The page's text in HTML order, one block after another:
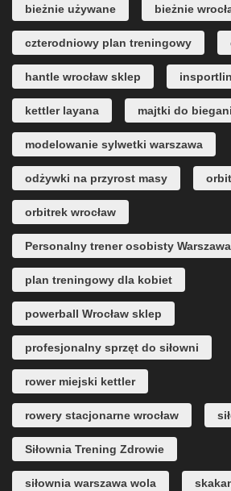
bieżnie używane bieżnie
czterodniowy plan treningowy
hantle wrocław sklep
kettler layana majtki do
modelowanie sylwetki warszawa
odżywki na przyrost masy
orbitrek wrocław
Personalny trener osobisty Warszawa
plan treningowy dla kobiet
powerball Wrocław sklep
profesjonalny sprzęt do siłowni
rower miejski kettler
rowery stacjonarne wrocław
Siłownia Trening Zdrowie
siłownia warszawa wola